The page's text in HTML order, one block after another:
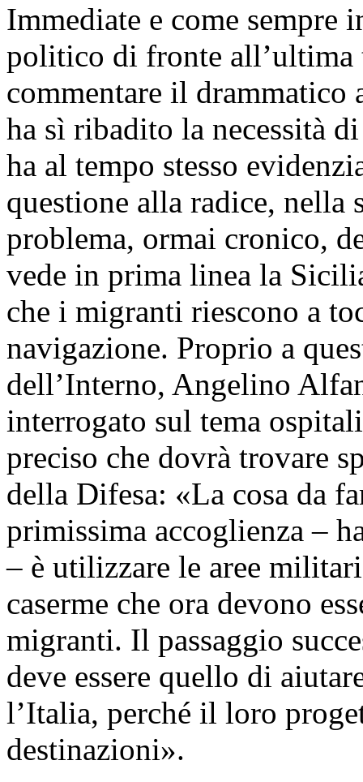
Immediate e come sempre
politico di fronte all’ultima
commentare il
ha sì ribadito la necessità
ha al tempo stesso
questione alla radice, nella
problema, ormai cronico,
vede in prima linea la
che i migranti riescono a
navigazione. Proprio a
dell’Interno, Angelino
interrogato sul tema
preciso che dovrà trovare
della Difesa: «La cosa da
primissima accoglienza –
– è utilizzare le aree
caserme che ora devono
migranti. Il passaggio
deve essere quello di
l’Italia, perché il loro
destinazioni».